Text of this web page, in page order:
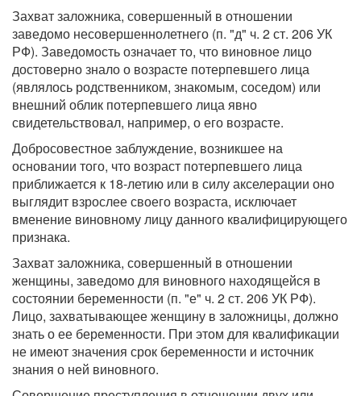
Захват заложника, совершенный в отношении
заведомо несовершеннолетнего (п. "д" ч. 2 ст. 206 УК
РФ). Заведомость означает то, что виновное лицо
достоверно знало о возрасте потерпевшего лица
(являлось родственником, знакомым, соседом) или
внешний облик потерпевшего лица явно
свидетельствовал, например, о его возрасте.
Добросовестное заблуждение, возникшее на
основании того, что возраст потерпевшего лица
приближается к 18-летию или в силу акселерации оно
выглядит взрослее своего возраста, исключает
вменение виновному лицу данного квалифицирующего
признака.
Захват заложника, совершенный в отношении
женщины, заведомо для виновного находящейся в
состоянии беременности (п. "е" ч. 2 ст. 206 УК РФ).
Лицо, захватывающее женщину в заложницы, должно
знать о ее беременности. При этом для квалификации
не имеют значения срок беременности и источник
знания о ней виновного.